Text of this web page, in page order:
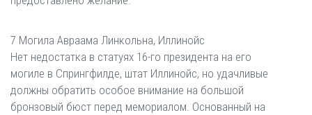
7 Могила Авраама Линкольна, Иллинойс
Нет недостатка в статуях 16-го президента на его
могиле в Спрингфилде, штат Иллинойс, но удачливые
должны обратить особое внимание на большой
бронзовый бюст перед мемориалом. Основанный на